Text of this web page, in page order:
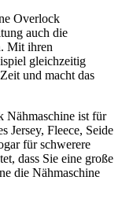
Overlock
auch die
Mit ihren
gleichzeitig
und macht das
ist für
Jersey, Fleece, Seide
für schwerere
dass Sie eine große
die Nähmaschine